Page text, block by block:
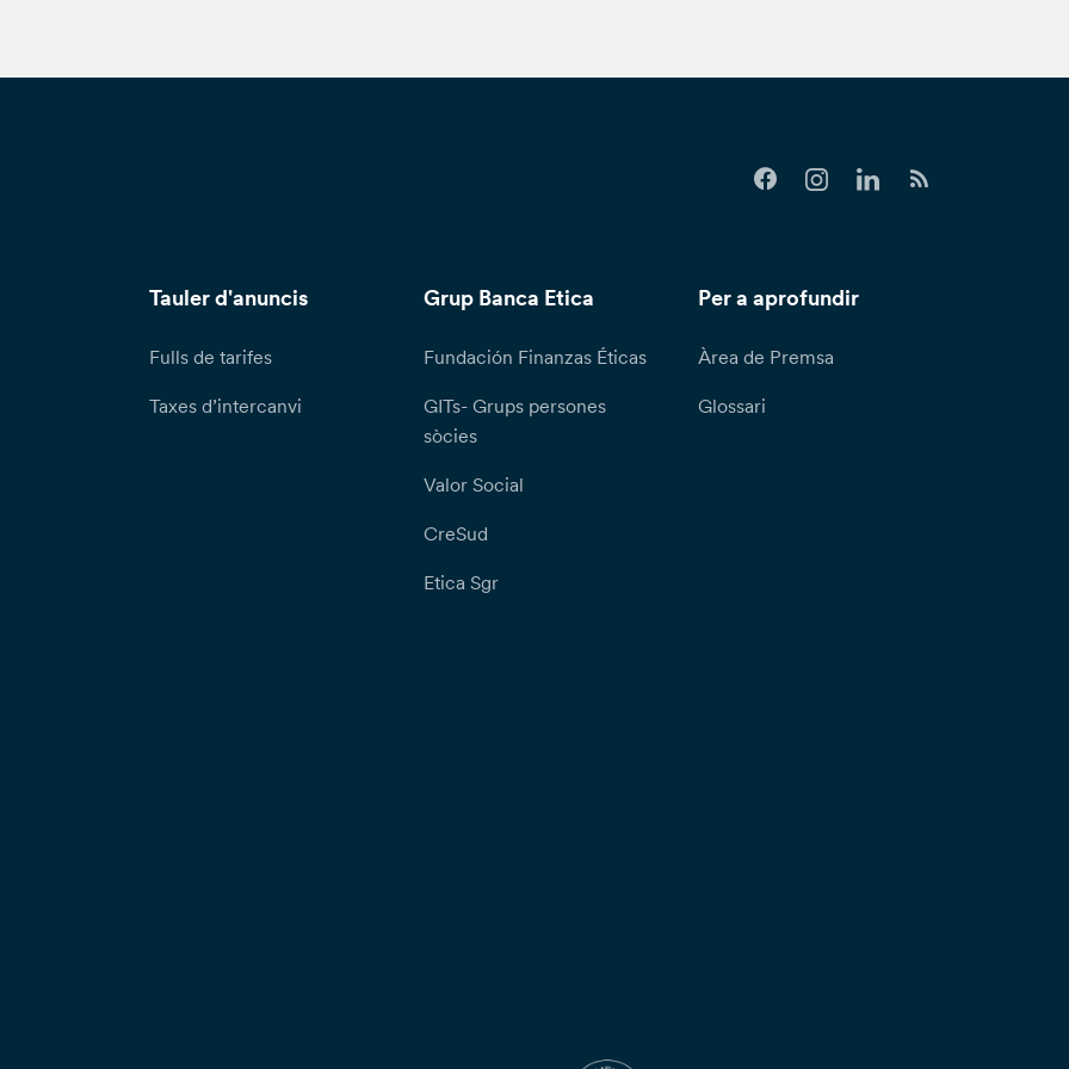
Tauler d'anuncis
Fulls de tarifes
Taxes d’intercanvi
Grup Banca Etica
Fundación Finanzas Éticas
GITs- Grups persones
sòcies
Valor Social
CreSud
Etica Sgr
Per a aprofundir
Àrea de Premsa
Glossari